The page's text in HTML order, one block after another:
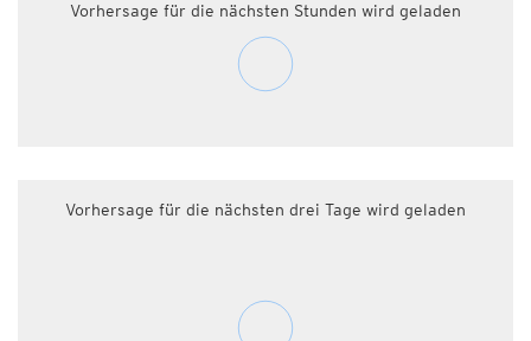
Vorhersage für die nächsten Stunden wird geladen
Vorhersage für die nächsten drei Tage wird geladen